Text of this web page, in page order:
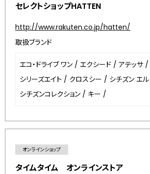
セレクトショップHATTEN
http://www.rakuten.co.jp/hatten/
取扱ブランド
エコ・ドライブ ワン / エクシード / アテッサ /
シリーズエイト / クロスシー / シチズン エル
シチズンコレクション / キー /
オンラインショップ
タイムタイム オンラインストア